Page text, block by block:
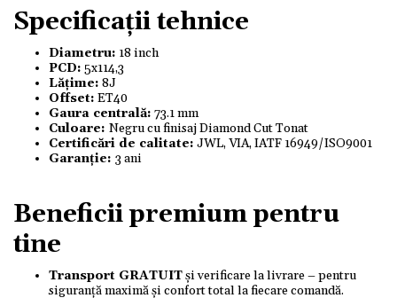
Specificații tehnice
Diametru: 18 inch
PCD: 5x114,3
Lățime: 8J
Offset: ET40
Gaura centrală: 73.1 mm
Culoare: Negru cu finisaj Diamond Cut Tonat
Certificări de calitate: JWL, VIA, IATF 16949/ISO9001
Garanție: 3 ani
Beneficii premium pentru
tine
Transport GRATUITși verificare la livrare – pentru
siguranță maximă și confort total la fiecare comandă.